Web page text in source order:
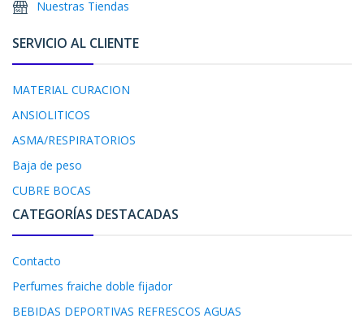
Nuestras Tiendas
SERVICIO AL CLIENTE
MATERIAL CURACION
ANSIOLITICOS
ASMA/RESPIRATORIOS
Baja de peso
CUBRE BOCAS
CATEGORÍAS DESTACADAS
Contacto
Perfumes fraiche doble fijador
BEBIDAS DEPORTIVAS REFRESCOS AGUAS